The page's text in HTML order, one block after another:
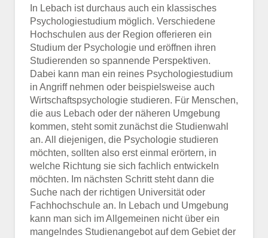
In Lebach ist durchaus auch ein klassisches
Psychologiestudium möglich. Verschiedene
Hochschulen aus der Region offerieren ein
Studium der Psychologie und eröffnen ihren
Studierenden so spannende Perspektiven.
Dabei kann man ein reines Psychologiestudium
in Angriff nehmen oder beispielsweise auch
Wirtschaftspsychologie studieren. Für Menschen,
die aus Lebach oder der näheren Umgebung
kommen, steht somit zunächst die Studienwahl
an. All diejenigen, die Psychologie studieren
möchten, sollten also erst einmal erörtern, in
welche Richtung sie sich fachlich entwickeln
möchten. Im nächsten Schritt steht dann die
Suche nach der richtigen Universität oder
Fachhochschule an. In Lebach und Umgebung
kann man sich im Allgemeinen nicht über ein
mangelndes Studienangebot auf dem Gebiet der